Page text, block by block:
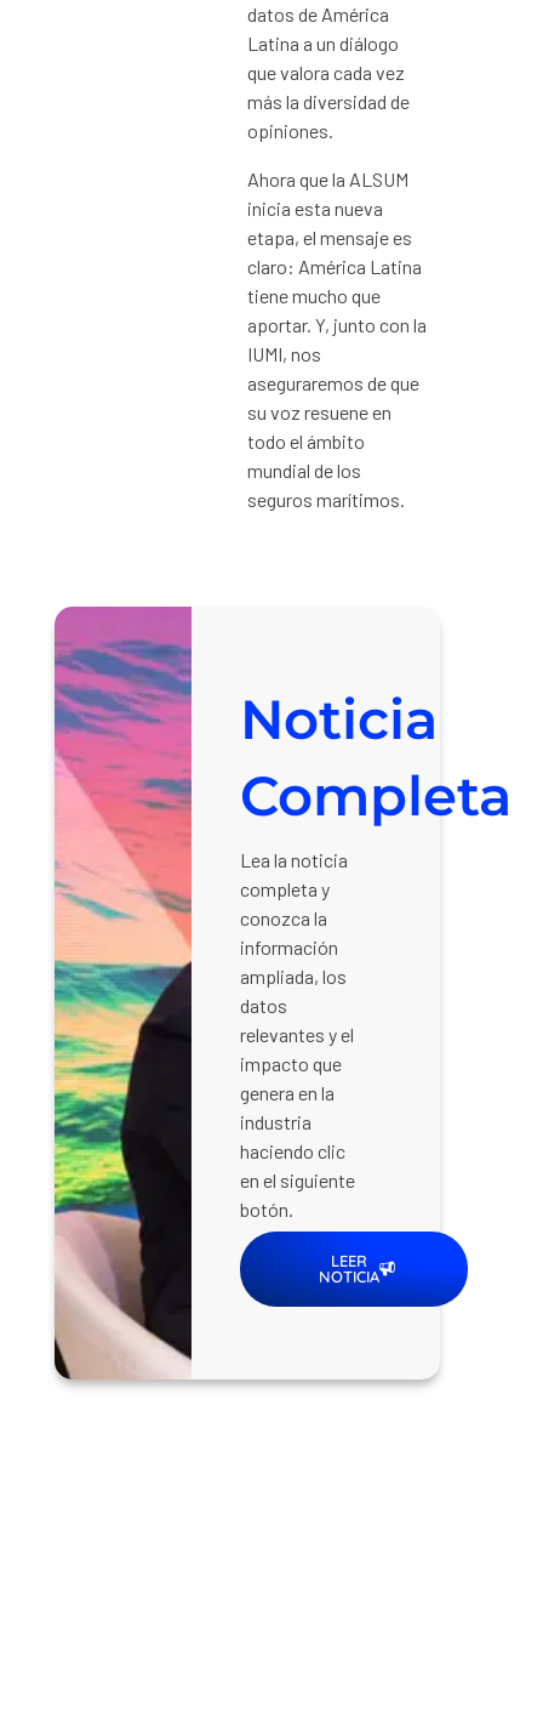
datos de América
Latina a un diálogo
que valora cada vez
más la diversidad de
opiniones.
Ahora que la ALSUM
inicia esta nueva
etapa, el mensaje es
claro: América Latina
tiene mucho que
aportar. Y, junto con la
IUMI, nos
aseguraremos de que
su voz resuene en
todo el ámbito
mundial de los
seguros marítimos.
Noticia
Completa
Lea la noticia
completa y
conozca la
información
ampliada, los
datos
relevantes y el
impacto que
genera en la
industria
haciendo clic
en el siguiente
botón.
LEER
NOTICIA